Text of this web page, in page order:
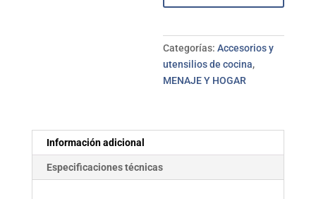
Categorías:Accesorios y
utensilios de cocina,
MENAJE Y HOGAR
Información adicional
Especificaciones técnicas